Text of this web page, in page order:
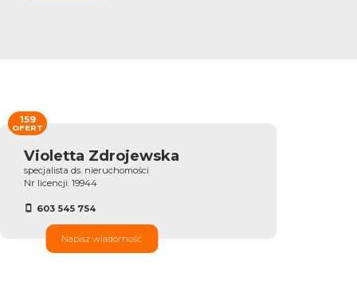
Violetta Zdrojewska
specjalista ds. nieruchomości
Nr licencji: 19944
603 545 754
Napisz wiadomość
159
OFERT